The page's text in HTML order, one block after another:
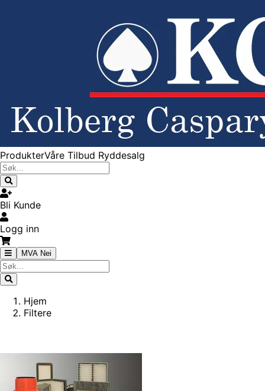
ProdukterVåre Tilbud Ryddesalg
Bli Kunde
Logg inn
MVA Nei
Hjem
Filtere